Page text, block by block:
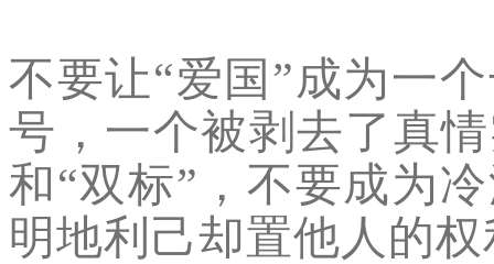
不要让“爱国”成为一
号，一个被剥去了真
和“双标”，不要成为
明地利己却置他人的